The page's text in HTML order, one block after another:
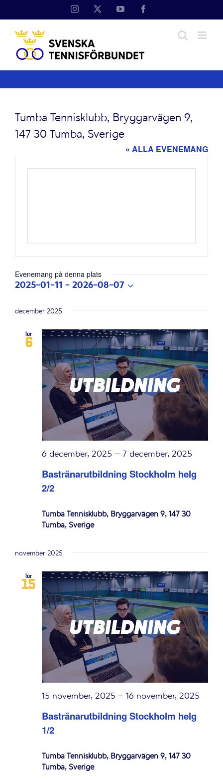
Instagram YouTube
Tumba Tennisklubb, Bryggarvägen 9,
147 30 Tumba, Sverige
« ALLA EVENEMANG
Evenemang på denna plats
2025-01-11 - 2026-08-07
datum.
december 2025
lör
6
Bastränarutbildning Stockholm helg
2/2
6 december, 2025 – 7 december, 2025
Tumba Tennisklubb, Bryggarvägen 9, 147 30
Tumba, Sverige
november 2025
lör
15
Bastränarutbildning Stockholm helg
1/2
15 november, 2025 – 16 november, 2025
Tumba Tennisklubb, Bryggarvägen 9, 147 30
Tumba, Sverige